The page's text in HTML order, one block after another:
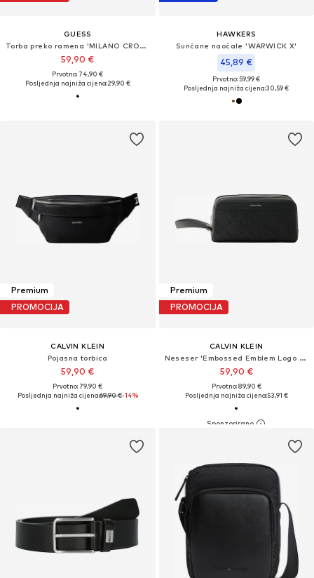
GUESS
Torba preko ramena 'MILANO CROSSBODY FLAT'
59,90 €
Prvotno: 74,90 €
Posljednja najniža cijena:29,90 €
HAWKERS
Sunčane naočale 'WARWICK X'
45,89 €
Prvotno: 59,99 €
Posljednja najniža cijena:30,59 €
Premium
PROMOCIJA
CALVIN KLEIN
Pojasna torbica
59,90 €
Prvotno: 79,90 €
Posljednja najniža cijena:69,90 €-14%
Premium
PROMOCIJA
CALVIN KLEIN
Neseser 'Embossed Emblem Logo Dopp Kit'
59,90 €
Prvotno: 89,90 €
Posljednja najniža cijena:53,91 €